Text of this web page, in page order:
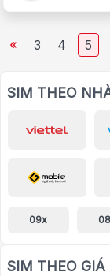
« 3 4 5
SIM THEO
09x
SIM THEO GIÁ